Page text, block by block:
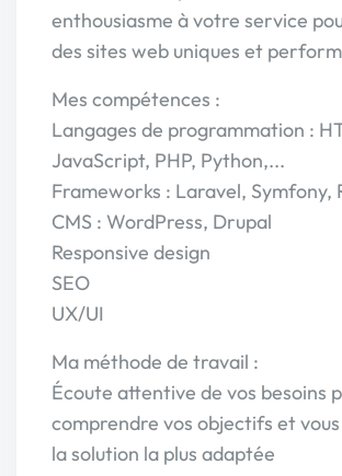
enthousiasme à votre service
des sites web uniques et
Mes compétences :
Langages de programmation :
JavaScript, PHP, Python,...
Frameworks : Laravel, Symfony,
CMS : WordPress, Drupal
Responsive design
SEO
UX/UI
Ma méthode de travail :
Écoute attentive de vos besoins
comprendre vos objectifs et
la solution la plus adaptée